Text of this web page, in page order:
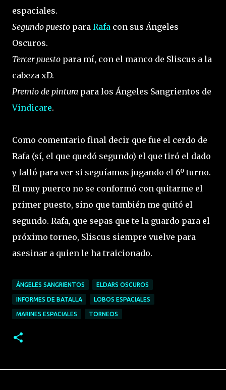
espaciales.
Segundo puesto para Rafa con sus Ángeles
Oscuros.
Tercer puesto para mí, con el manco de Sliscus a la
cabeza xD.
Premio de pintura para los Ángeles Sangrientos de
Vindicare.
Como comentario final decir que fue el cerdo de
Rafa (sí, el que quedó segundo) el que tiró el dado
y falló para ver si seguíamos jugando el 6º turno.
El muy puerco no se conformó con quitarme el
primer puesto, sino que también me quitó el
segundo. Rafa, que sepas que te la guardo para el
próximo torneo, Sliscus siempre vuelve para
asesinar a quien le ha traicionado.
ÁNGELES SANGRIENTOS ELDARS OSCUROS
INFORMES DE BATALLA LOBOS ESPACIALES
MARINES ESPACIALES TORNEOS